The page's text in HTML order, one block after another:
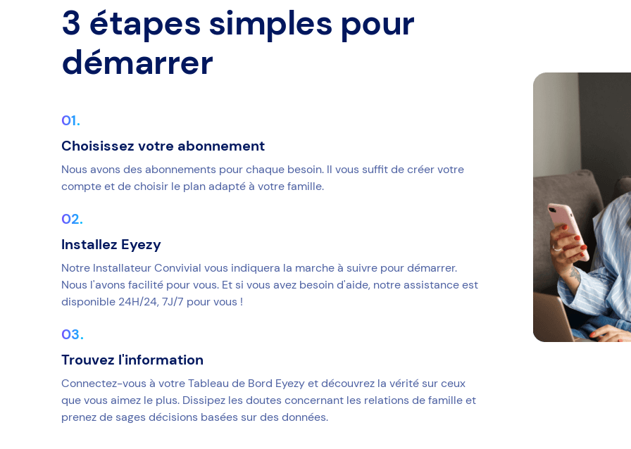
3 étapes simples pour
démarrer
Choisissez votre abonnement
Nous avons des abonnements pour chaque besoin. Il vous suffit de créer votre
compte et de choisir le plan adapté à votre famille.
Installez Eyezy
Notre Installateur Convivial vous indiquera la marche à suivre pour démarrer.
Nous l'avons facilité pour vous. Et si vous avez besoin d'aide, notre assistance est
disponible 24H/24, 7J/7 pour vous !
Trouvez l'information
Connectez-vous à votre Tableau de Bord Eyezy et découvrez la vérité sur ceux
que vous aimez le plus. Dissipez les doutes concernant les relations de famille et
prenez de sages décisions basées sur des données.